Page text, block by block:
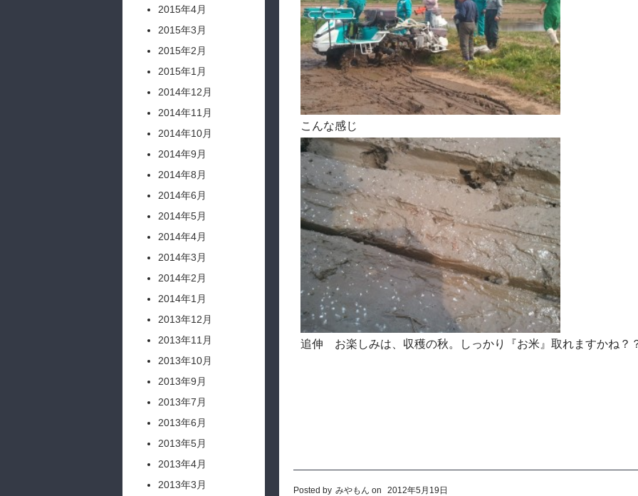
2015年4月
2015年3月
2015年2月
2015年1月
2014年12月
2014年11月
2014年10月
2014年9月
2014年8月
2014年6月
2014年5月
2014年4月
2014年3月
2014年2月
2014年1月
2013年12月
2013年11月
2013年10月
2013年9月
2013年7月
2013年6月
2013年5月
2013年4月
2013年3月
こんな感じ
追伸 お楽しみは、収穫の秋。しっかり『お米』取れますかね？
Posted by みやもん on
2012年5月19日